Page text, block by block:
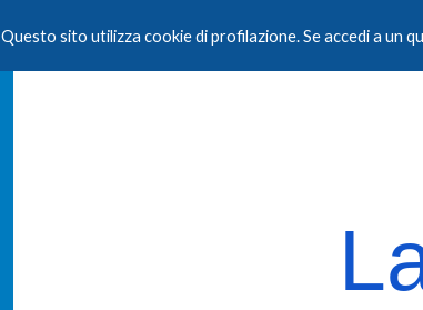
Skip to main content
Questo sito utilizza cookie di profilazione. Se accedi a un